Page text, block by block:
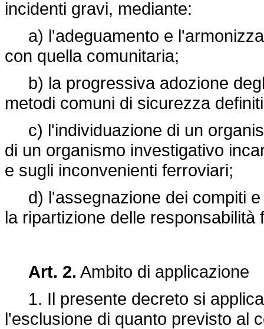
incidenti gravi, mediante:
a) l'adeguamento e
con quella comunitaria;
b) la progressiva adozione
metodi comuni di sicurezza
c) l'individuazione di un
di un organismo investigativo
e sugli inconvenienti ferroviari;
d) l'assegnazione dei compiti e
la ripartizione delle
Art. 2. Ambito di applicazione
1. Il presente decreto si
l'esclusione di quanto previsto al